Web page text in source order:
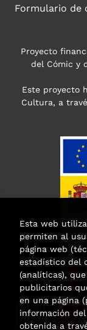
Formulario de
Proyecto
del Cómic y
Este proyecto
Cultura, a
Esta web
permiten al
página web
estadístico del
(analíticas),
publicitarios
en una página
información
obtenida a